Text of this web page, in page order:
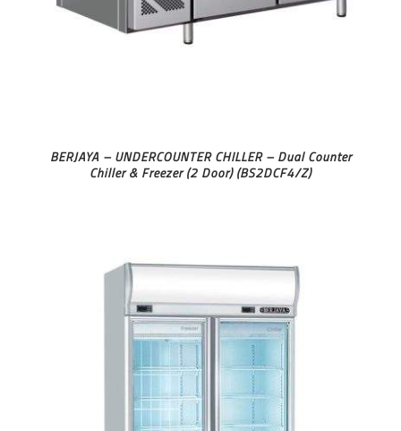
BERJAYA – UNDERCOUNTER CHILLER – Dual Counter
Chiller & Freezer (2 Door) (BS2DCF4/Z)